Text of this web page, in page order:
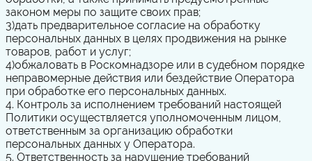
законом меры по защите своих прав;
3)дать предварительное согласие на обработку
персональных данных в целях продвижения на рынке
товаров, работ и услуг;
4)обжаловать в Роскомнадзоре или в судебном порядке
неправомерные действия или бездействие Оператора
при обработке его персональных данных.
4. Контроль за исполнением требований настоящей
Политики осуществляется уполномоченным лицом,
ответственным за организацию обработки
персональных данных у Оператора.
5. Ответственность за нарушение требований